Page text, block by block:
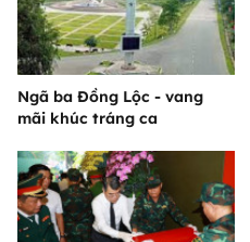
Ngã ba Đồng Lộc - vang
mãi khúc tráng ca